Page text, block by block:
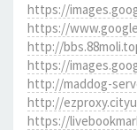
https://
https://
http://
https://
http://maddog-
http://
https://